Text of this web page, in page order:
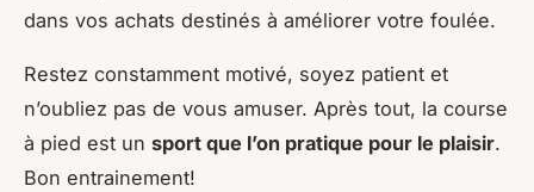
dans vos achats destinés à améliorer votre foulée.
Restez constamment motivé, soyez patient et
n’oubliez pas de vous amuser. Après tout, la course
à pied est un sport que l’on pratique pour le plaisir.
Bon entrainement!